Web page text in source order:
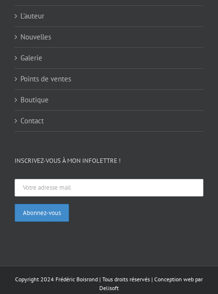
L’auteur
Nouvelles
Galerie
Points de ventes
Boutique
Contact
INSCRIVEZ-VOUS À MON INFOLETTRE !
Copyright 2024 Frédéric Boisrond | Tous droits réservés | Conception web par
Delisoft